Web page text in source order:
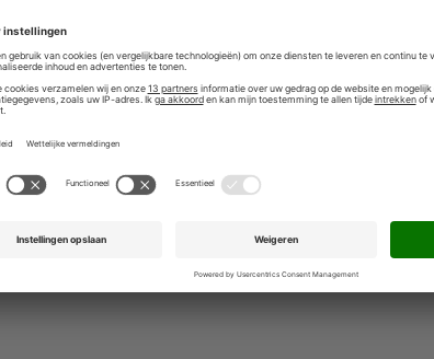
tevreden waren over hun gemeentebestuur en de
over de politieke component van hun dagelijks bestuur
Tussen 2005 en 2007 namen 152 gemeenten (35 procent
gemeenten) deel aan ‘De Staat’.
in 2014. In deze studie, uitgevoerd door Klaas Abma,
van deelnemende gemeenten over de jaren 2010 tot en
gemeenten, 59 procent van het totaalaantal
deelgenomen aan het instrument Burgerperspectief.
2013 hebben gemiddeld 500 burgers per gemeente
onderzoek uit 2014 gebaseerd op de mening van ruim